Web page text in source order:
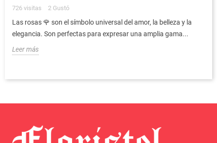
726 visitas 2 Gustó
Las rosas 🌹 son el símbolo universal del amor, la belleza y la
elegancia. Son perfectas para expresar una amplia gama...
Leer más